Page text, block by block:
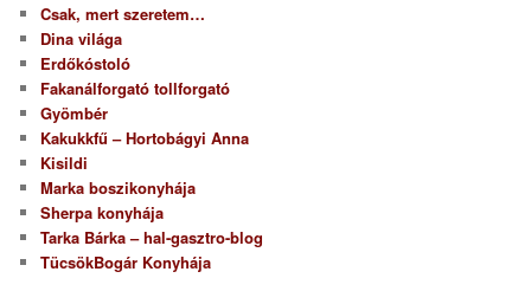
Csak, mert szeretem…
Dina világa
Erdőkóstoló
Fakanálforgató tollforgató
Gyömbér
Kakukkfű – Hortobágyi Anna
Kisildi
Marka boszikonyhája
Sherpa konyhája
Tarka Bárka – hal-gasztro-blog
TücsökBogár Konyhája